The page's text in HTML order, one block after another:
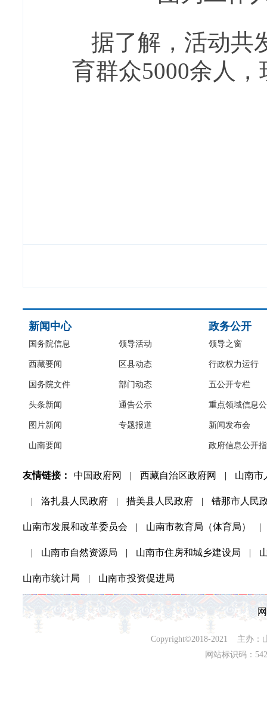
据了解，活动共
育群众5000余人
新闻中心
国务院信息
西藏要闻
国务院文件
头条新闻
图片新闻
山南要闻
领导活动
区县动态
部门动态
通告公示
专题报道
政务公开
领导之窗
行政权力运行
五公开专栏
重点领域信息
新闻发布会
政府信息公开
友情链接： 中国政府网 | 西藏自治区政府网 | 山南市
| 洛扎县人民政府 | 措美县人民政府 | 错那市人民
山南市发展和改革委员会 | 山南市教育局（体育局） |
| 山南市自然资源局 | 山南市住房和城乡建设局 |
山南市统计局 | 山南市投资促进局
Copyright©2018-2021 主办：
网站标识码：